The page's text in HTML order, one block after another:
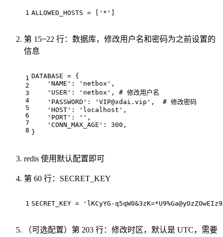
1 ALLOWED_HOSTS = [ '*'
第 15~22 行：数据库，修改用户名和密码为之前设置的
信息
1
2
3
4
5
6
7
8
DATABASE = {
    'NAME': 'netbox',
    'USER': 'netbox',
# 修改用户名
    'PASSWORD': '
VIP@xdai.vip ', # 修改密码
    'HOST': 'localhost',
    'PORT': '',
    'CONN_MAX_AGE': 300,
}
redis 使用默认配置即可
第 60 行：SECRET_KEY
1 SECRET_KEY = 'lKCyYG-
（可选配置）第 203 行：修改时区，默认是 UTC，需要